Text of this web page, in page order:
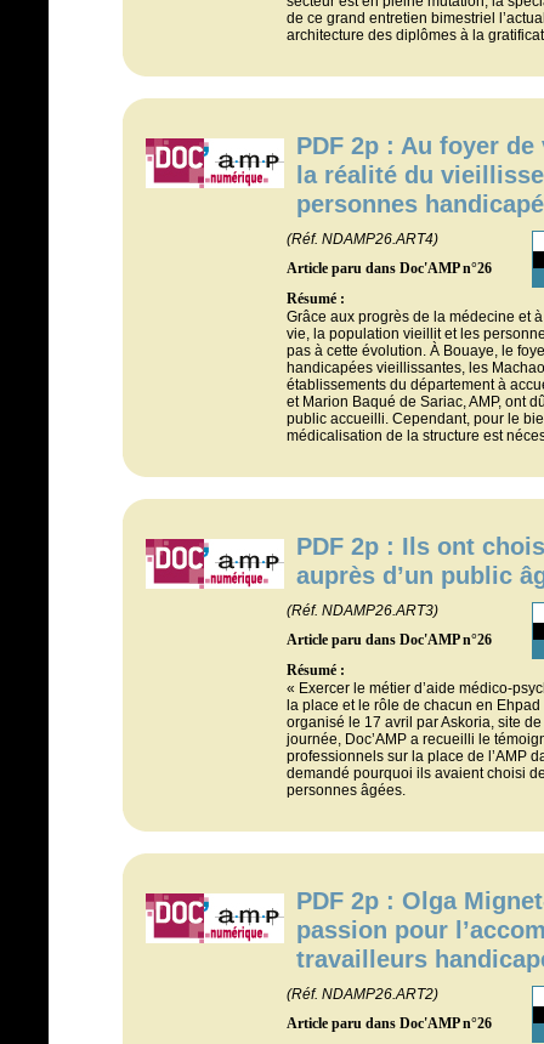
de ce grand entretien bimestriel
architecture des diplômes à la
PDF 2p : Au foyer
la réalité du
personnes
(Réf. NDAMP26.ART4)
Article paru dans Doc'AMP n°26
Résumé :
Grâce aux progrès de la médecine et
vie, la population vieillit et les
pas à cette évolution. À Bouaye, le
handicapées vieillissantes, les
établissements du département à
et Marion Baqué de Sariac, AMP, ont
public accueilli. Cependant, pour le
médicalisation de la structure est
PDF 2p : Ils ont
auprès d’un public
(Réf. NDAMP26.ART3)
Article paru dans Doc'AMP n°26
Résumé :
« Exercer le métier d’aide médico-
la place et le rôle de chacun en
organisé le 17 avril par Askoria, site
journée, Doc’AMP a recueilli le
professionnels sur la place de l’AMP
demandé pourquoi ils avaient choisi
personnes âgées.
PDF 2p : Olga
passion pour
travailleurs
(Réf. NDAMP26.ART2)
Article paru dans Doc'AMP n°26